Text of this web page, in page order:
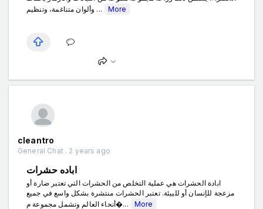
وألوان متناغمة، وتنظيم ...
More
cleantro
General Chat . 2 years ago
اباده حشرات
ابادة الحشرات هي عملية التخلص من الحشرات التي تعتبر ضارة أو
مزعجة للإنسان أو للبيئة. تعتبر الحشرات منتشرة بشكل واسع في جميع
أنحاء العالم وتشمل مجموعة م�...
More